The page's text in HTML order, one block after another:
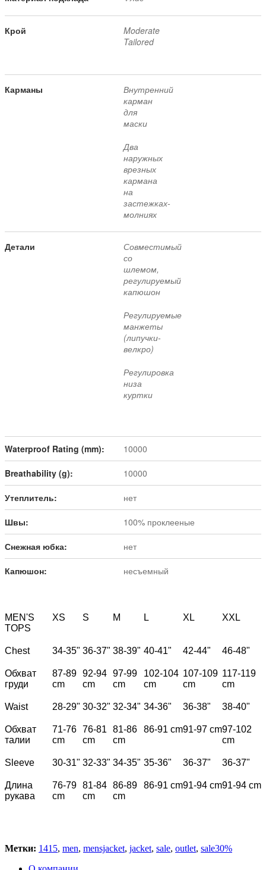
Крой
Moderate
Tailored
Карманы
Внутренний
карман
для
маски
Два
наружных
врезных
кармана
на
застежках-
молниях
Детали
Совместимый
со
шлемом,
регулируемый
капюшон
Регулируемые
манжеты
(липучки-
велкро)
Регулировка
низа
куртки
Waterproof Rating (mm): 10000
Breathability (g): 10000
Утеплитель: нет
Швы: 100% проклееные
Снежная юбка: нет
Капюшон: несъемный
MEN'S
TOPS
XS S M L XL XXL
Chest
Обхват
груди
34-35"
87-89
cm
36-37"
92-94
cm
38-39"
97-99
cm
40-41"
102-104
cm
42-44"
107-109
cm
46-48"
117-119
cm
Waist
Обхват
талии
28-29"
71-76
cm
30-32"
76-81
cm
32-34"
81-86
cm
34-36"
86-91 cm
36-38"
91-97 cm
38-40"
97-102
cm
Sleeve
Длина
рукава
30-31"
76-79
cm
32-33"
81-84
cm
34-35"
86-89
cm
35-36"
86-91 cm
36-37"
91-94 cm
36-37"
91-94 cm
Метки: 1415, men, mensjacket, jacket, sale, outlet, sale30%